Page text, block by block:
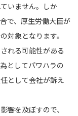
いません。しか
で、厚生労働大臣が
対象となります。
れる可能性がある
としてパワハラの
として会社が訴え
響を及ぼすので、